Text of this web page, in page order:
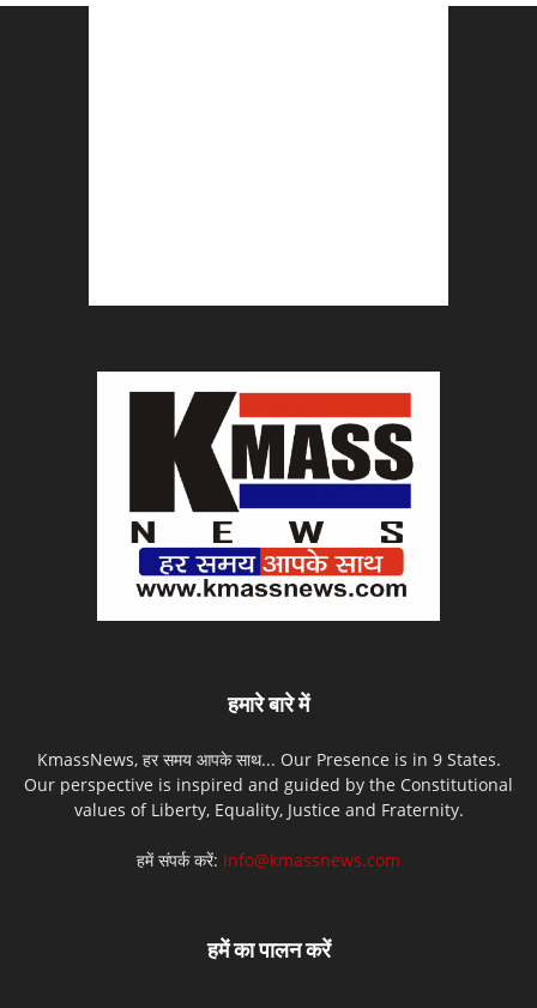
हमारे बारे में
KmassNews, हर समय आपके साथ... Our Presence is in 9 States.
Our perspective is inspired and guided by the Constitutional
values of Liberty, Equality, Justice and Fraternity.
हमें संपर्क करें: info@kmassnews.com
हमें का पालन करें